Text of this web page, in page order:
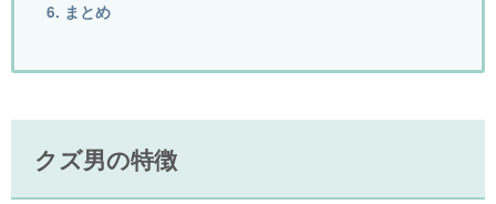
6. まとめ
クズ男の特徴